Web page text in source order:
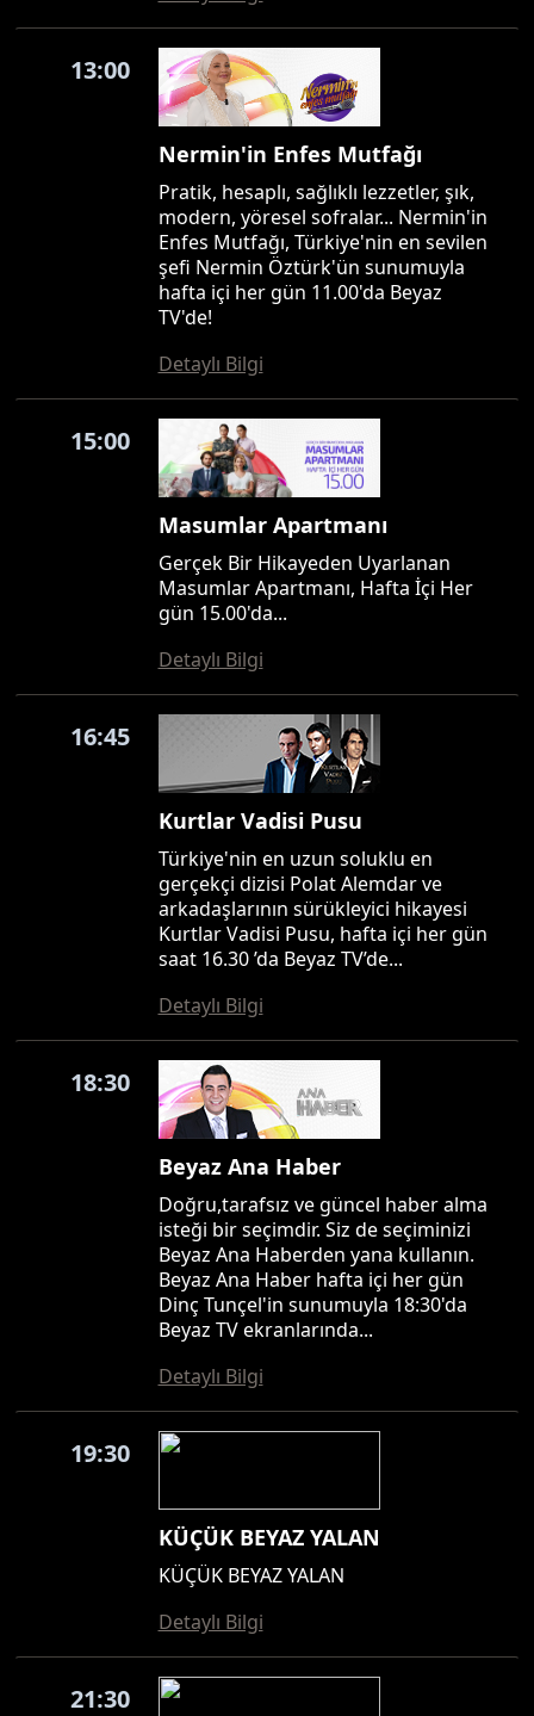
13:00
Nermin'in Enfes Mutfağı
Pratik, hesaplı, sağlıklı lezzetler, şık,
modern, yöresel sofralar... Nermin'in
Enfes Mutfağı, Türkiye'nin en sevilen
şefi Nermin Öztürk'ün sunumuyla
hafta içi her gün 11.00'da Beyaz
TV'de!
Detaylı Bilgi
15:00
Masumlar Apartmanı
Gerçek Bir Hikayeden Uyarlanan
Masumlar Apartmanı, Hafta İçi Her
gün 15.00'da...
Detaylı Bilgi
16:45
Kurtlar Vadisi Pusu
Türkiye'nin en uzun soluklu en
gerçekçi dizisi Polat Alemdar ve
arkadaşlarının sürükleyici hikayesi
Kurtlar Vadisi Pusu, hafta içi her gün
saat 16.30 ’da Beyaz TV’de...
Detaylı Bilgi
18:30
Beyaz Ana Haber
Doğru,tarafsız ve güncel haber alma
isteği bir seçimdir. Siz de seçiminizi
Beyaz Ana Haberden yana kullanın.
Beyaz Ana Haber hafta içi her gün
Dinç Tunçel'in sunumuyla 18:30'da
Beyaz TV ekranlarında...
Detaylı Bilgi
19:30
KÜÇÜK BEYAZ YALAN
KÜÇÜK BEYAZ YALAN
Detaylı Bilgi
21:30